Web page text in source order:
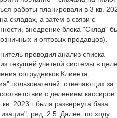
работы планировали в 3 кв.
складах, а затем в связи с
внедрение блока "Склад"
и оптовых продавцов).
проводил анализ списка
текущей учетной системы в
сотрудников Клиента,
пользователей, отвечающих за
с делением кассиров
2023 г была развернута база
ред. 2.5. Далее, по ходу